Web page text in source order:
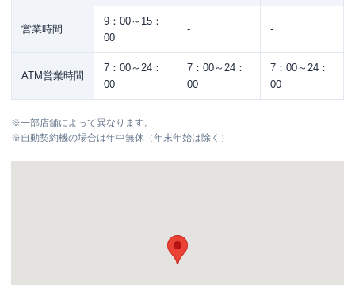
営業時間
9：00～15：
00
- -
ATM営業時間
7：00～24：
00
7：00～24：
00
7：00～24：
00
※一部店舗によって異なります。
※自動契約機の場合は年中無休（年末年始は除く）